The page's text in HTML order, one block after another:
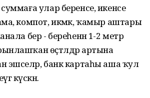
улар беренсе, икенсе
компот, икмәк, ҡамыр аштары
бер - береһенән 1-2 метр
өҫтәлдәр артына
эшселәр, банк картаһы аша ҡул
күскән.